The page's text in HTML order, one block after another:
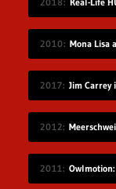
2010 Mona Lisa
2017 Jim Carrey
2012
2011